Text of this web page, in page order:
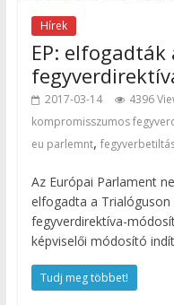
Hírek
EP:
2017-03-14 4396
kompromisszumos
eu parlemnt,
Az Európai Parlament
elfogadta a
fegyverdirektíva-
képviselői módosító
Tudj meg többet!